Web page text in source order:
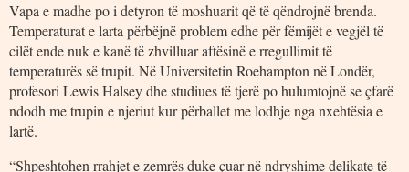
Vapa e madhe po i detyron të moshuarit që të qëndrojnë brenda.
Temperaturat e larta përbëjnë problem edhe për fëmijët e vegjël të
cilët ende nuk e kanë të zhvilluar aftësinë e rregullimit të
temperaturës së trupit. Në Universitetin Roehampton në Londër,
profesori Lewis Halsey dhe studiues të tjerë po hulumtojnë se çfarë
ndodh me trupin e njeriut kur përballet me lodhje nga nxehtësia e
lartë.
“Shpeshtohen rrahjet e zemrës duke çuar në ndryshime delikate të